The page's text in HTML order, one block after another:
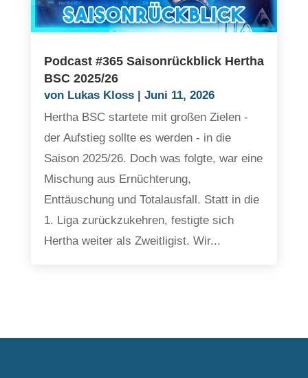
Podcast #365 Saisonrückblick Hertha
BSC 2025/26
von Lukas Kloss| Juni 11, 2026
Hertha BSC startete mit großen Zielen -
der Aufstieg sollte es werden - in die
Saison 2025/26. Doch was folgte, war eine
Mischung aus Ernüchterung,
Enttäuschung und Totalausfall. Statt in die
1. Liga zurückzukehren, festigte sich
Hertha weiter als Zweitligist. Wir...